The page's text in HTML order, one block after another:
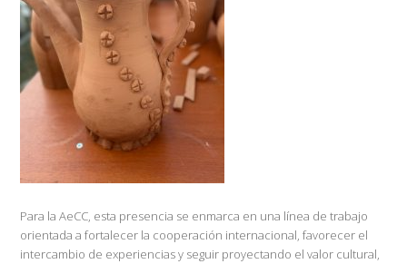
Para la AeCC, esta presencia se enmarca en una línea de trabajo
orientada a fortalecer la cooperación internacional, favorecer el
intercambio de experiencias y seguir proyectando el valor cultural,